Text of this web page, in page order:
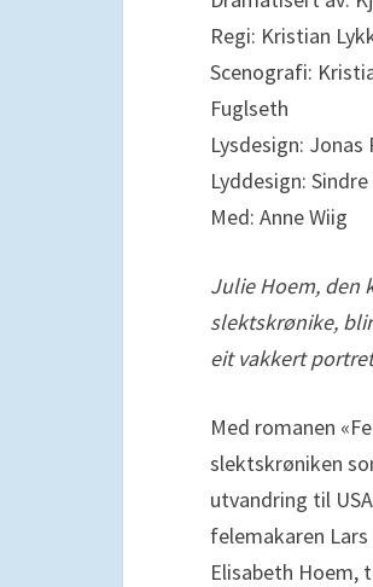
Regi: Kristian
Scenografi:
Fuglseth
Lysdesign: Jonas
Lyddesign:
Med: Anne Wiig
Julie Hoem, den
slektskrønike,
eit vakkert
Med romanen
slektskrøniken
utvandring til
felemakaren
Elisabeth Hoem,